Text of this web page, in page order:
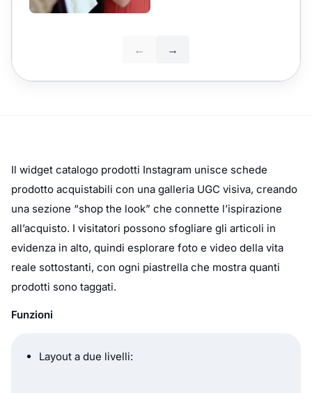
Il widget catalogo prodotti Instagram unisce schede
prodotto acquistabili con una galleria UGC visiva, creando
una sezione “shop the look” che connette l’ispirazione
all’acquisto. I visitatori possono sfogliare gli articoli in
evidenza in alto, quindi esplorare foto e video della vita
reale sottostanti, con ogni piastrella che mostra quanti
prodotti sono taggati.
Funzioni
Layout a due livelli: